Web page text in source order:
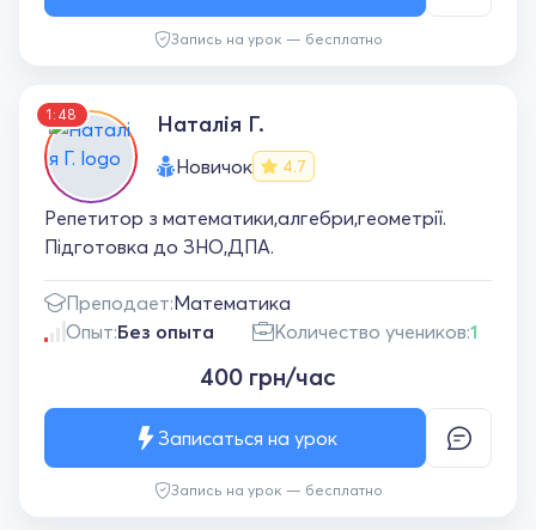
Запись на урок — бесплатно
1:48 Наталія Г.
Новичок 4.7
Репетитор з математики,алгебри,геометрії.
Підготовка до ЗНО,ДПА.
Преподает:Математика
Опыт:Без опыта Количество учеников:1
400 грн/час
Запись на урок — бесплатно
Записаться на урок